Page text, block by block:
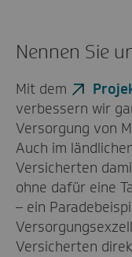
Nennen Sie
Mit dem
verbessern wir
Versorgung von
Auch im
Versicherten
ohne dafür eine
– ein
Versicherten